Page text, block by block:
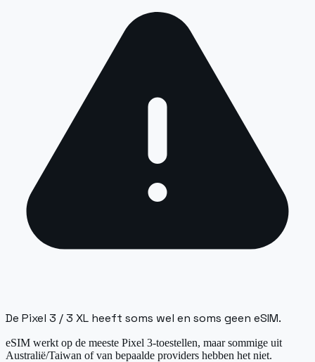
De Pixel 3 / 3 XL heeft soms wel en soms geen eSIM.
eSIM werkt op de meeste Pixel 3-toestellen, maar sommige uit
Australië/Taiwan of van bepaalde providers hebben het niet.